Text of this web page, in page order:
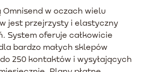
Omnisend w oczach wielu
jest przejrzysty i elastyczny
System oferuje całkowicie
bardzo małych sklepów
250 kontaktów i wysyłających